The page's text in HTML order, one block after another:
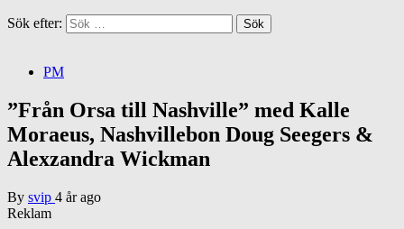
Sök efter:
PM
”Från Orsa till Nashville” med Kalle
Moraeus, Nashvillebon Doug Seegers &
Alexzandra Wickman
By svip 4 år ago
Reklam